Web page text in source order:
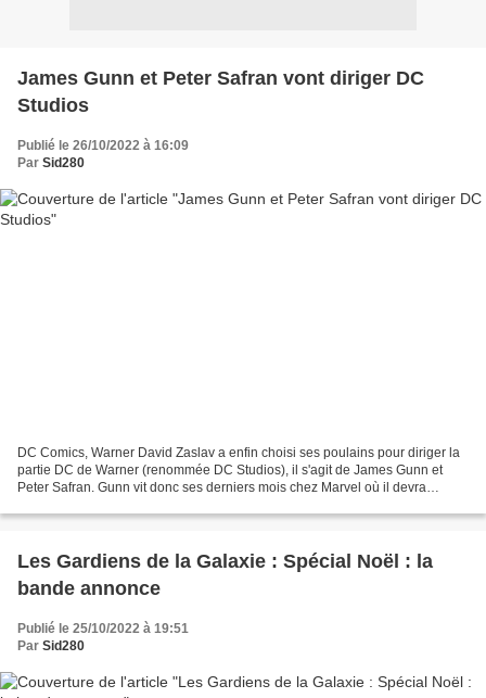
James Gunn et Peter Safran vont diriger DC
Studios
Publié le 26/10/2022 à 16:09
Par Sid280
DC Comics, Warner David Zaslav a enfin choisi ses poulains pour diriger la
partie DC de Warner (renommée DC Studios), il s'agit de James Gunn et
Peter Safran. Gunn vit donc ses derniers mois chez Marvel où il devra
Les Gardiens de la Galaxie : Spécial Noël : la
bande annonce
Publié le 25/10/2022 à 19:51
Par Sid280